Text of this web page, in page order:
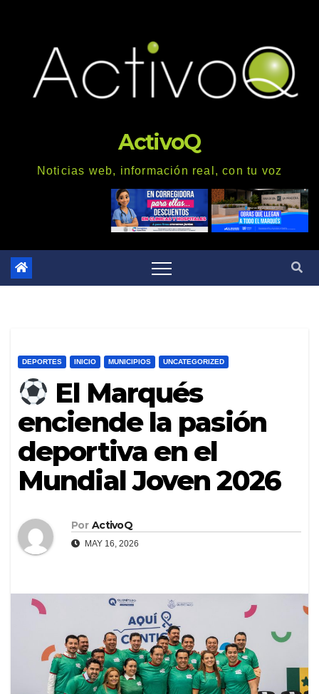
ActivoQ
Noticias web, información real, con tu voz
DEPORTES INICIO MUNICIPIOS UNCATEGORIZED
El Marqués
enciende la pasión
deportiva en el
Mundial Joven 2026
Por ActivoQ
MAY 16, 2026